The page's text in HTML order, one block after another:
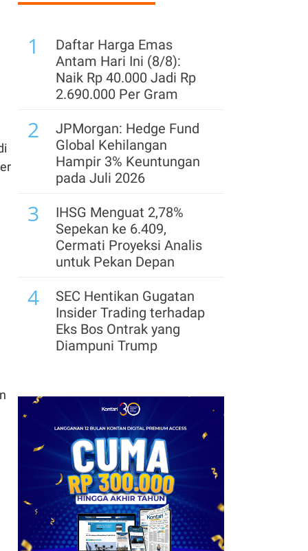
1
Daftar Harga Emas
Antam Hari Ini (8/8):
Naik Rp 40.000 Jadi Rp
2.690.000 Per Gram
2
JPMorgan: Hedge Fund
Global Kehilangan
Hampir 3% Keuntungan
pada Juli 2026
3
IHSG Menguat 2,78%
Sepekan ke 6.409,
Cermati Proyeksi Analis
untuk Pekan Depan
4
SEC Hentikan Gugatan
Insider Trading terhadap
Eks Bos Ontrak yang
Diampuni Trump